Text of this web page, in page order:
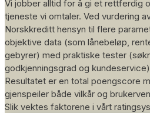
Vi jobber alltid for å gi et rettferdig
tjeneste vi omtaler. Ved vurdering
Norskkreditt hensyn til flere
objektive data (som lånebeløp,
gebyrer) med praktiske tester
godkjenningsgrad og
Resultatet er en total poengscore
gjenspeiler både vilkår og
Slik vektes faktorene i vårt